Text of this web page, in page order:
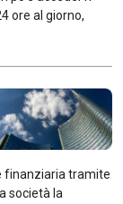
ore al giorno,
finanziaria tramite
società la